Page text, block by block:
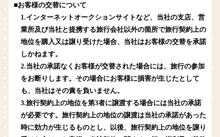
■お客様の交替について
1.インターネットオークションサイトなど、当社の支店、営
業所及び当社と提携する旅行会社以外の箇所で旅行契約上の
地位を購入又は譲り受けた場合、当社はお客様の交替を承諾
しかねます。
2.当社の承諾なくお客様が交替された場合には、旅行の参加
をお断りします。その場合にお客様に損害が生じたとして
も、当社はその責を負いません。
3.旅行契約上の地位を第3者に譲渡する場合には当社の承諾
が必要です。旅行契約上の地位の譲渡は当社の承諾があった
時に効力が生じるものとし、以後、旅行契約上の地位を譲り